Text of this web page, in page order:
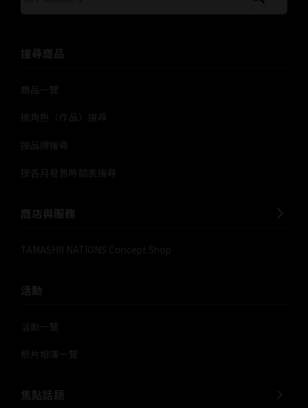
搜尋商品
商品一覽
按角色（作品）搜尋
按品牌搜尋
按各月發售時間表搜尋
商店與服務
TAMASHII NATIONS Concept Shop
活動
活動一覽
照片相簿一覽
焦點話題